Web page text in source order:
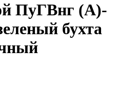
ПуГВнг (А)-
бухта